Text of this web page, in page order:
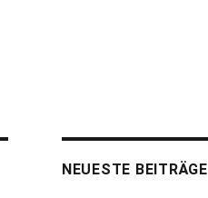
NEUESTE BEITRÄGE